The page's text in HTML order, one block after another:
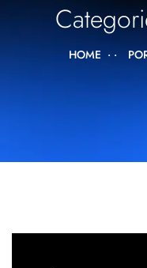
HOME